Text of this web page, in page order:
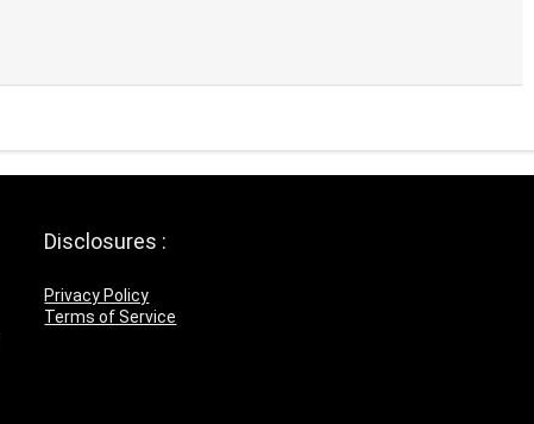
Disclosures :
Privacy Policy
Terms of Service